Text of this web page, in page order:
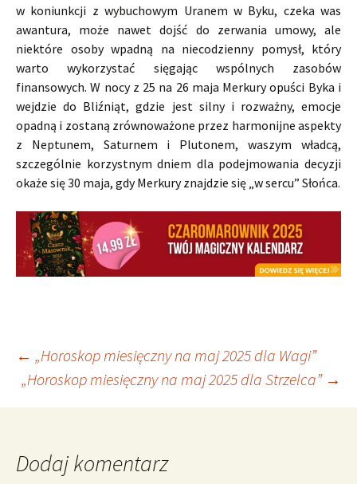
w koniunkcji z wybuchowym Uranem w Byku, czeka was
awantura, może nawet dojść do zerwania umowy, ale
niektóre osoby wpadną na niecodzienny pomysł, który
warto wykorzystać sięgając wspólnych zasobów
finansowych. W nocy z 25 na 26 maja Merkury opuści Byka i
wejdzie do Bliźniąt, gdzie jest silny i rozważny, emocje
opadną i zostaną zrównoważone przez harmonijne aspekty
z Neptunem, Saturnem i Plutonem, waszym władcą,
szczególnie korzystnym dniem dla podejmowania decyzji
okaże się 30 maja, gdy Merkury znajdzie się „w sercu” Słońca.
Nawigacja
wpisu
← „Horoskop miesięczny na maj 2025 dla Wagi”
„Horoskop miesięczny na maj 2025 dla Strzelca” →
Dodaj komentarz